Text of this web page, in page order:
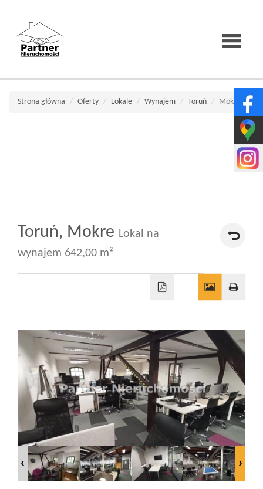
Strona
główna
Wizyty
Kontakt
Notatnik
Blog
Opinie
Strona główna Oferty Lokale Wynajem Toruń Mokre
Toruń, Mokre Lokal na
wynajem 642,00 m²